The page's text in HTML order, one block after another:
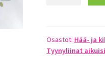
Osastot: Hää- ja
Tyynyliinat